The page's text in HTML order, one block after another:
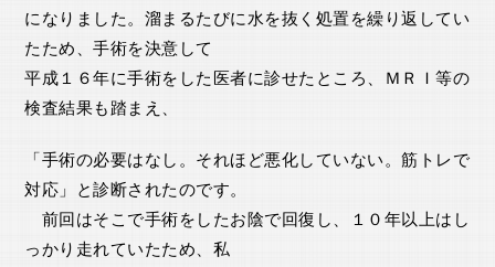
になりました。溜まるたびに水を抜く処置を繰り返してい
たため、手術を決意して
平成１６年に手術をした医者に診せたところ、ＭＲＩ等の
検査結果も踏まえ、
「手術の必要はなし。それほど悪化していない。筋トレで
対応」と診断されたのです。
前回はそこで手術をしたお陰で回復し、１０年以上はし
っかり走れていたため、私